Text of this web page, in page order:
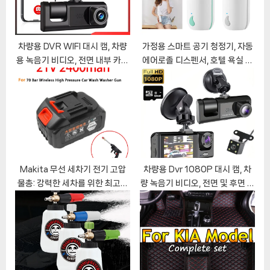
t
:
:
차량용 DVR WIFI 대시 캠, 차량
용 녹음기 비디오, 전면 내부 카메
라, 블랙박스, 자동차 액세서리,
가정용 스마트 공기 청정기, 자동
에어로졸 디스펜서, 호텔 욕실 화
장실 향수 분무기 기계, 벽 마운트
Makita 무선 세차기 전기 고압
물총: 강력한 세차를 위한 최고의
선택
차량용 Dvr 1080P 대시 캠, 차
량 녹음기 비디오, 전면 및 후면 카
메라, 블랙 박스, 자동차 액세서리,
3 렌즈